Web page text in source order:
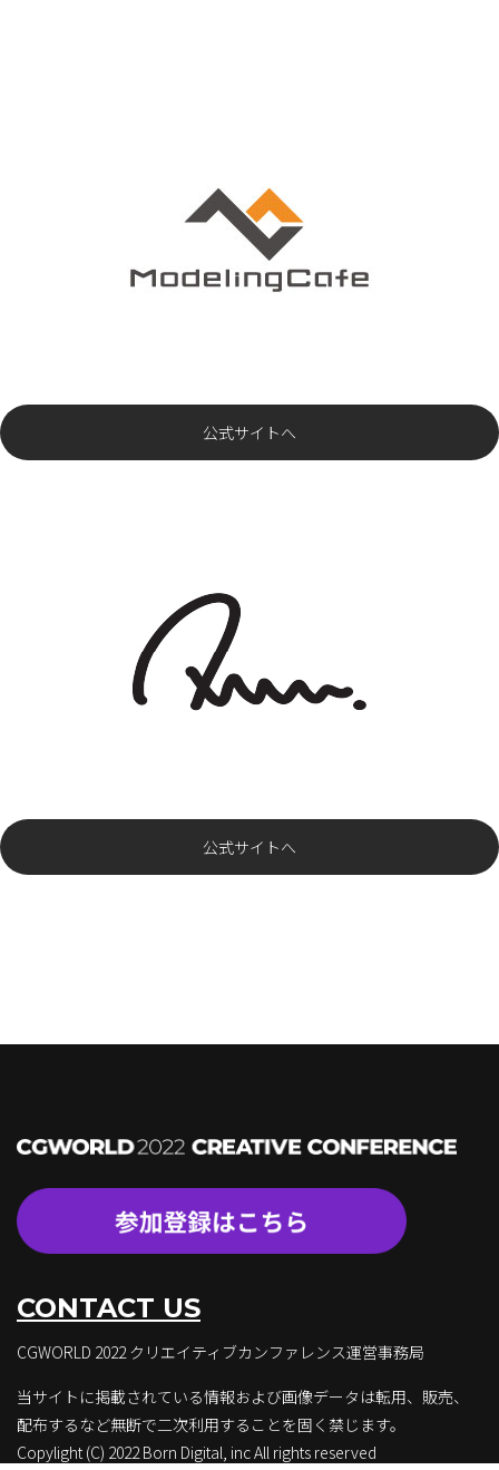
公式サイトへ
公式サイトへ
CONTACT US
CGWORLD 2022 クリエイティブカンファレンス運営事務局
当サイトに掲載されている情報および画像データは転用、販売、
配布するなど無断で二次利用することを固く禁じます。
Copylight (C) 2022 Born Digital, inc All rights reserved